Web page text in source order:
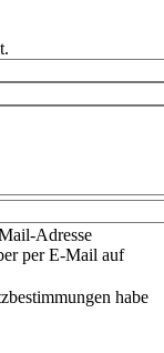
Adresse
per E-Mail auf
habe